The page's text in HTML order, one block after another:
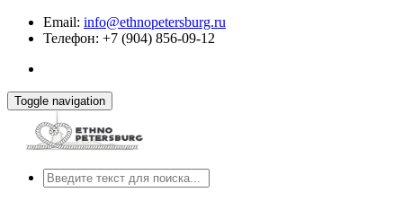
Email: info@ethnopetersburg.ru
Телефон: +7 (904) 856-09-12
Toggle navigation